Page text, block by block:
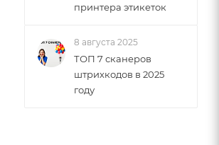
принтера этикеток
8 августа 2025
ТОП 7 сканеров
штрихкодов в 2025
году